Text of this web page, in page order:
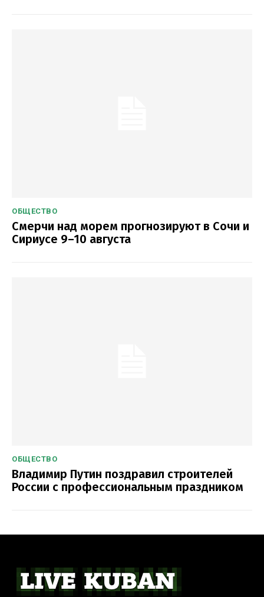
ОБЩЕСТВО
Смерчи над морем прогнозируют в Сочи и
Сириусе 9–10 августа
ОБЩЕСТВО
Владимир Путин поздравил строителей
России с профессиональным праздником